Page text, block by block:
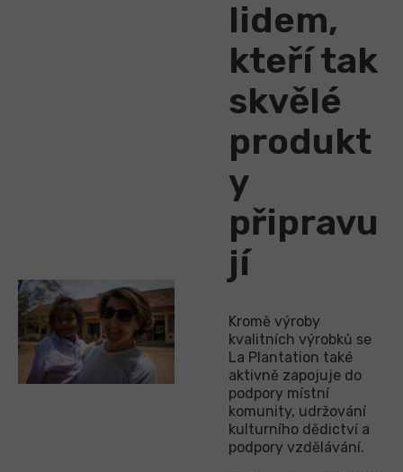
lidem,
kteří tak
skvělé
produkt
y
připravu
jí
Kromě výroby
kvalitních výrobků se
La Plantation také
aktivně zapojuje do
podpory místní
komunity, udržování
kulturního dědictví a
podpory vzdělávání.